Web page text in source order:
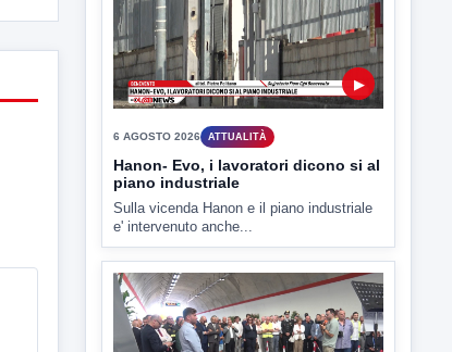
6 AGOSTO 2026 ATTUALITÀ
Tirata del Carro ancora in forse,
D'Ambrosio: continuiamo a lavorare
L'assessore comunale alla Cultura di
Mirabella Eclano, Raffaella Rita
D'Ambrosio,...
▶